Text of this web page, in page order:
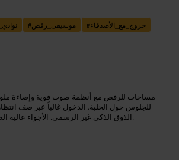
#موسيقى_رقص #خروج_مع_الأصدقاء
مساحات للرقص مع أنظمة صوت قوية وإضاءة
للجلوس حول الحلبة. الدخول غالباً عبر صف
الذوق الذكي غير الرسمي. الأجواء عالية الطاقة بعد منتصف الليل.